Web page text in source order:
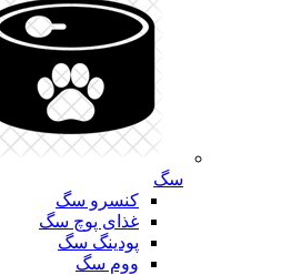
سگ
کنسرو سگ
غذای پوچ سگ
پودینگ سگ
ووم سگ